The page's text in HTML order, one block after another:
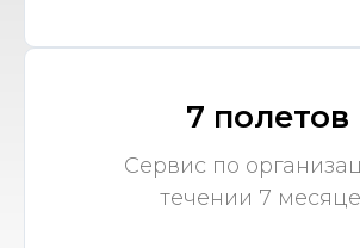
7 полетов
Сервис по
течении 7